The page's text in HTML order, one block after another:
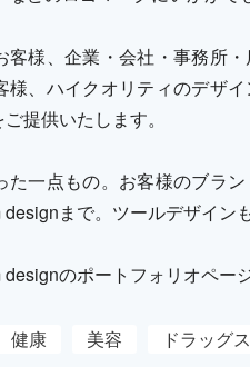
客様、企業・会社・事務所
様、ハイクオリティのデザ
提供いたします。
た一点もの。お客様のブラ
まで。ツールデザイン
のポートフォリオペー
健康 美容 ドラッグ